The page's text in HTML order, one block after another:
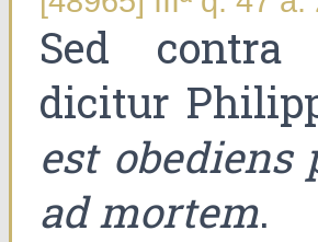
Sed
dicitur
est obediens
ad mortem.